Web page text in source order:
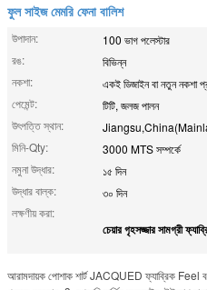
ফুল সাইজ মেমরি ফেনা বালিশ
উপাদান:
100 ভাগ পলেস্টার
রঙ:
বিভিন্ন
নকশা:
একই ডিজাইন বা নতুন নকশা
পেমেন্ট:
টিটি, জলজ পালন
উৎপত্তি স্থান:
মিনি-Qty:
3000 MTS সম্পর্কে
নমুনা উদ্ধার:
১৫ দিন
উদ্ধার বাল্ক:
৩০ দিন
লক্ষণীয় করা:
চেয়ার গৃহসজ্জার সামগ্রী
আরামদায়ক পোশাক শার্ট JACQUED ফ্যাব্রিক Feel